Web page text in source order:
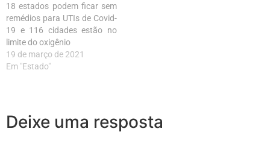
18 estados podem ficar sem
remédios para UTIs de Covid-
19 e 116 cidades estão no
limite do oxigênio
19 de março de 2021
Em "Estado"
Deixe uma resposta